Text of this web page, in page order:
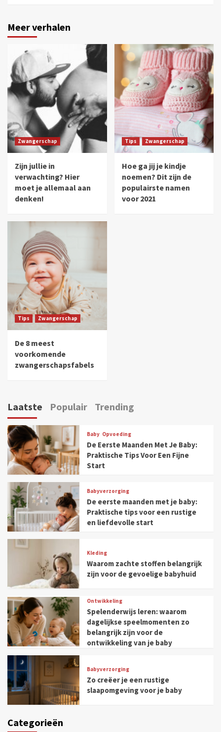
Meer verhalen
Zwangerschap
Zijn jullie in
verwachting? Hier
moet je allemaal aan
denken!
Tips Zwangerschap
Hoe ga jij je kindje
noemen? Dit zijn de
populairste namen
voor 2021
Tips Zwangerschap
De 8 meest
voorkomende
zwangerschapsfabels
Laatste Populair Trending
Baby Opvoeding
De Eerste Maanden Met Je Baby:
Praktische Tips Voor Een Fijne
Start
Babyverzorging
De eerste maanden met je baby:
Praktische tips voor een rustige
en liefdevolle start
Kleding
Waarom zachte stoffen belangrijk
zijn voor de gevoelige babyhuid
Ontwikkeling
Spelenderwijs leren: waarom
dagelijkse speelmomenten zo
belangrijk zijn voor de
ontwikkeling van je baby
Babyverzorging
Zo creëer je een rustige
slaapomgeving voor je baby
Categorieën